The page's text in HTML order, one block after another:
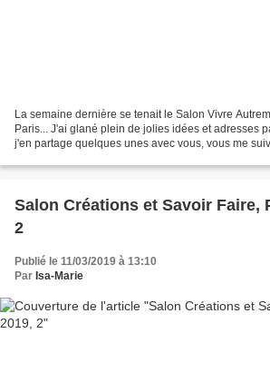
La semaine dernière se tenait le Salon Vivre
Paris... J'ai glané plein de jolies idées et adresses
j'en partage quelques unes avec vous, vous me
Salon Créations et Savoir Faire,
2
Publié le 11/03/2019 à 13:10
Par Isa-Marie